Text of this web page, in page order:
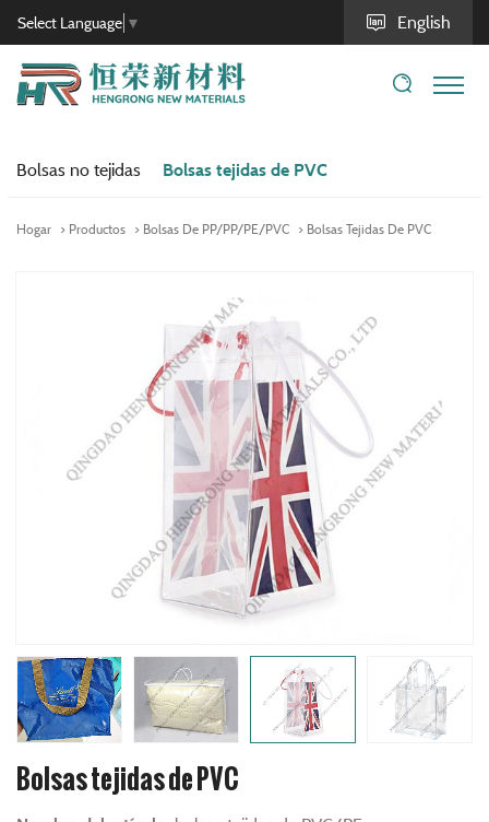
Select Language ▼ English
Bolsas no tejidas Bolsas tejidas de PVC
Hogar Productos Bolsas De PP/PP/PE/PVC Bolsas Tejidas De PVC
Bolsas tejidas de PVC